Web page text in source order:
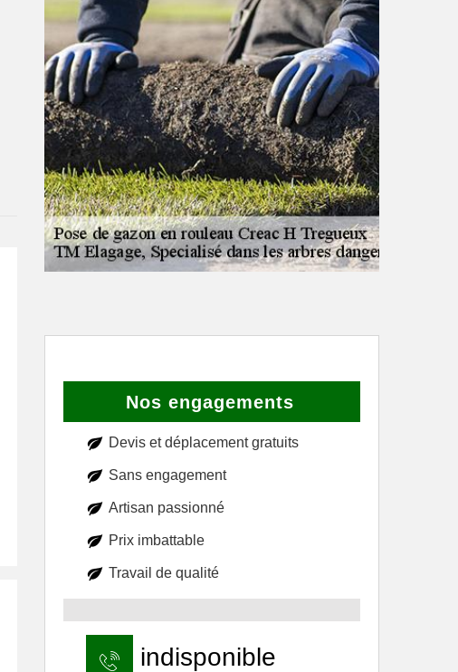
Nos engagements
Devis et déplacement gratuits
Sans engagement
Artisan passionné
Prix imbattable
Travail de qualité
indisponible